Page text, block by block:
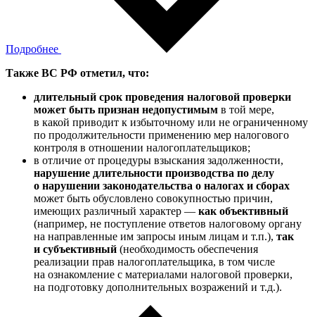
Подробнее
Также ВС РФ отметил, что:
длительный срок проведения налоговой проверки
может быть признан недопустимым в той мере,
в какой приводит к избыточному или не ограниченному
по продолжительности применению мер налогового
контроля в отношении налогоплательщиков;
в отличие от процедуры взыскания задолженности,
нарушение длительности производства по делу
о нарушении законодательства о налогах и сборах
может быть обусловлено совокупностью причин,
имеющих различный характер — как объективный
(например, не поступление ответов налоговому органу
на направленные им запросы иным лицам и т.п.), так
и субъективный (необходимость обеспечения
реализации прав налогоплательщика, в том числе
на ознакомление с материалами налоговой проверки,
на подготовку дополнительных возражений и т.д.).